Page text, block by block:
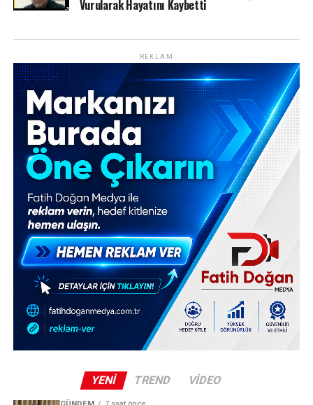
Vurularak Hayatını Kaybetti
REKLAM
YENI TREND VIDEO